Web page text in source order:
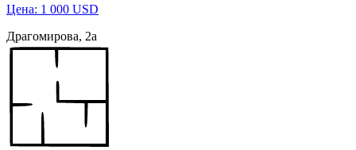
Цена: 1 000 USD
Драгомирова, 2а